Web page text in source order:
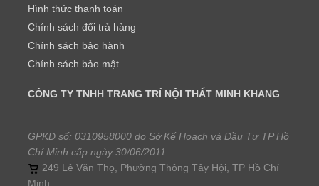
Hình thức thanh toán
Chính sách đổi trả hàng
Chính sách bảo hành
Chính sách bảo mật
CÔNG TY TNHH TRANG TRÍ NỘI THẤT MINH KHANG
GPKD số: 0310958000 do Sở Kế Hoạch và Đầu Tư TP Hồ
Chí Minh cấp ngày 30/06/2011
249 Lê Văn Thọ, Phường Thông Tây Hội, TP Hồ Chí
Minh